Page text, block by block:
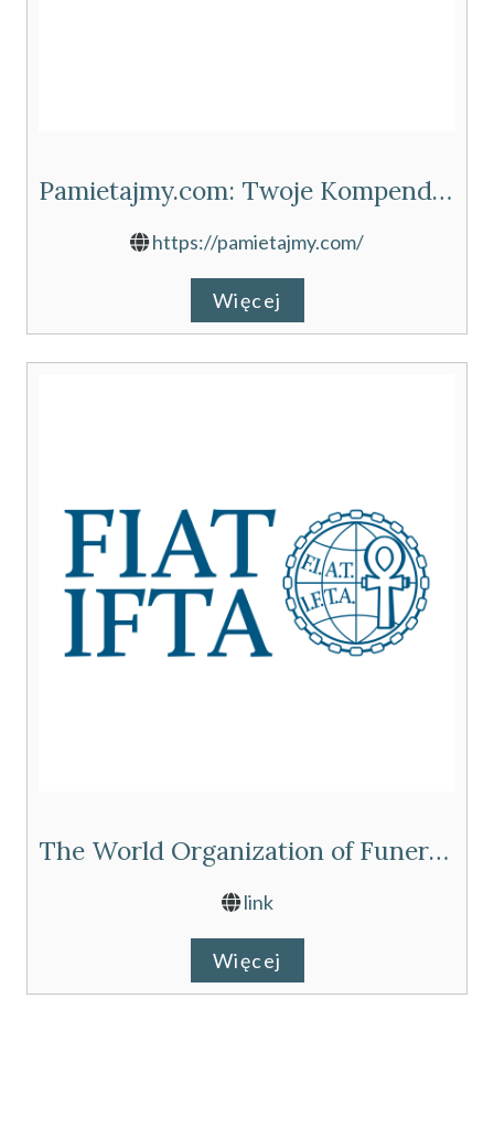
Pamietajmy.com: Twoje Kompendium Wiedzy o Tradycji Pogrzebowej
https://pamietajmy.com/
Więcej
The World Organization of Funeral Operatives FIAT-IFTA
link
Więcej